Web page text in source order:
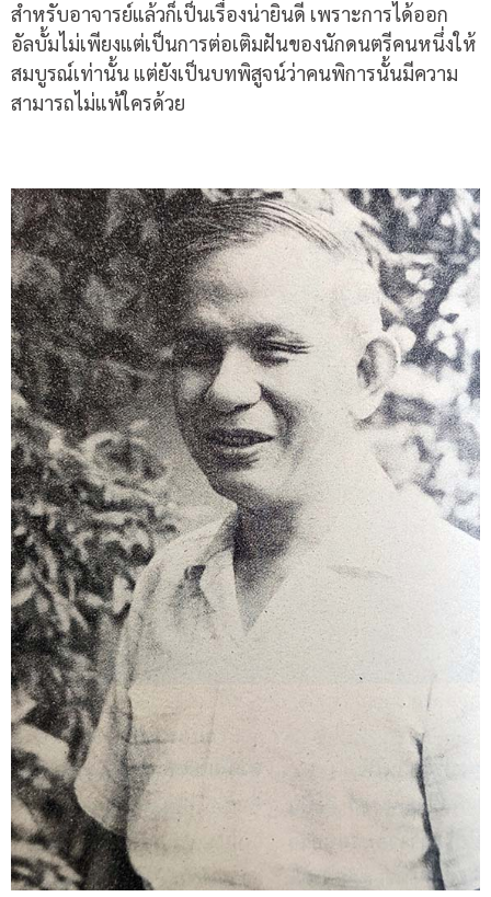
สำหรับอาจารย์แล้วก็เป็นเรื่องน่ายินดี เพราะการได้ออก
อัลบั้มไม่เพียงแต่เป็นการต่อเติมฝันของนักดนตรีคนหนึ่งให้
สมบูรณ์เท่านั้น แต่ยังเป็นบทพิสูจน์ว่าคนพิการนั้นมีความ
สามารถไม่แพ้ใครด้วย